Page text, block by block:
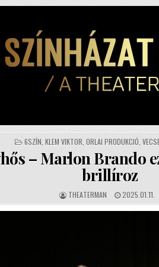
POSTED
6SZÍN ,KLEM VIKTOR ,ORLAI PRODUKCIÓ ,
– Marlon Brando
brillíroz
AUTHOR:
THEATERMAN
PUBLISHED
DATE:
2025.01.11.